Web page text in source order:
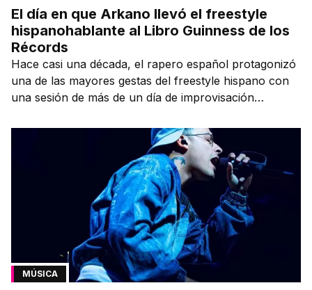
El día en que Arkano llevó el freestyle
hispanohablante al Libro Guinness de los
Récords
Hace casi una década, el rapero español protagonizó
una de las mayores gestas del freestyle hispano con
una sesión de más de un día de improvisación
MÚSICA